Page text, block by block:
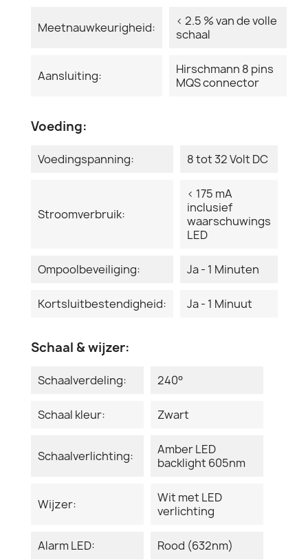
Meetnauwkeurigheid:
< 2.5 % van de volle
schaal
Aansluiting:
Hirschmann 8 pins
MQS connector
Voeding:
Voedingspanning: 8 tot 32 Volt DC
Stroomverbruik:
< 175 mA
inclusief
waarschuwings
LED
Ompoolbeveiliging: Ja - 1 Minuten
Kortsluitbestendigheid: Ja - 1 Minuut
Schaal & wijzer:
Schaalverdeling: 240°
Schaal kleur: Zwart
Schaalverlichting:
Amber LED
backlight 605nm
Wijzer:
Wit met LED
verlichting
Alarm LED: Rood (632nm)